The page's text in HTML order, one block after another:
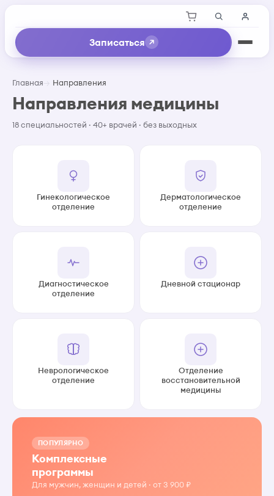
Записаться
Главная Направления
Направления медицины
18 специальностей · 40+ врачей · без выходных
Гинекологическое
отделение
Дерматологическое
отделение
Диагностическое
отделение
Дневной стационар
Неврологическое
отделение
Отделение
восстановительной
медицины
ПОПУЛЯРНО
Комплексные
программы
Для мужчин, женщин и детей · от 3 900 ₽